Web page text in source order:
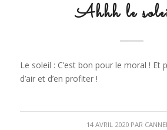
Ahhh le
Le soleil : C’est bon pour le moral ! Et
d’air et d’en profiter !
14 AVRIL 2020 PAR